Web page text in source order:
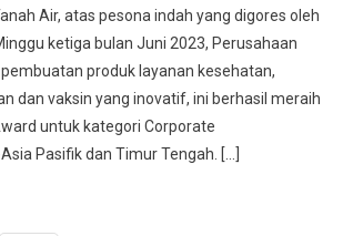
Air, atas pesona indah yang digores oleh
ketiga bulan Juni 2023, Perusahaan
produk layanan kesehatan,
dan vaksin yang inovatif, ini berhasil meraih
untuk kategori Corporate
Pasifik dan Timur Tengah. […]